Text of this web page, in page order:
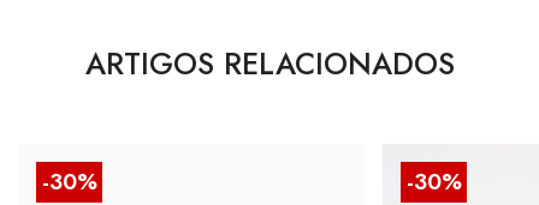
ARTIGOS RELACIONADOS
-30% -30%